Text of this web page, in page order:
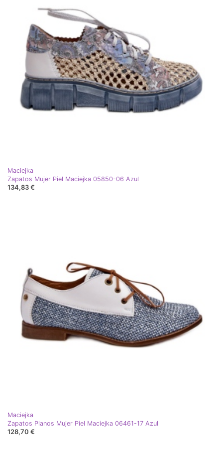
Maciejka
Zapatos Mujer Piel Maciejka 05850-06 Azul
134,83 €
Maciejka
Zapatos Planos Mujer Piel Maciejka 06461-17 Azul
128,70 €